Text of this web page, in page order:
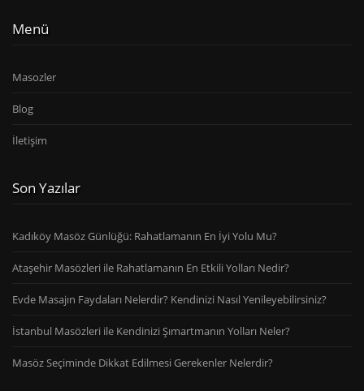
Menü
Masozler
Blog
İletişim
Son Yazılar
Kadıköy Masöz Günlüğü: Rahatlamanın En İyi Yolu Mu?
Ataşehir Masözleri ile Rahatlamanın En Etkili Yolları Nedir?
Evde Masajın Faydaları Nelerdir? Kendinizi Nasıl Yenileyebilirsiniz?
İstanbul Masözleri ile Kendinizi Şımartmanın Yolları Neler?
Masöz Seçiminde Dikkat Edilmesi Gerekenler Nelerdir?